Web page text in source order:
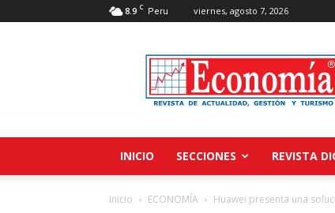
8.9 C Peru viernes, agosto 7, 2026
Revista
Economía
INICIO SECCIONES REVISTA
Inicio ECONOMÍA Huawei presenta una